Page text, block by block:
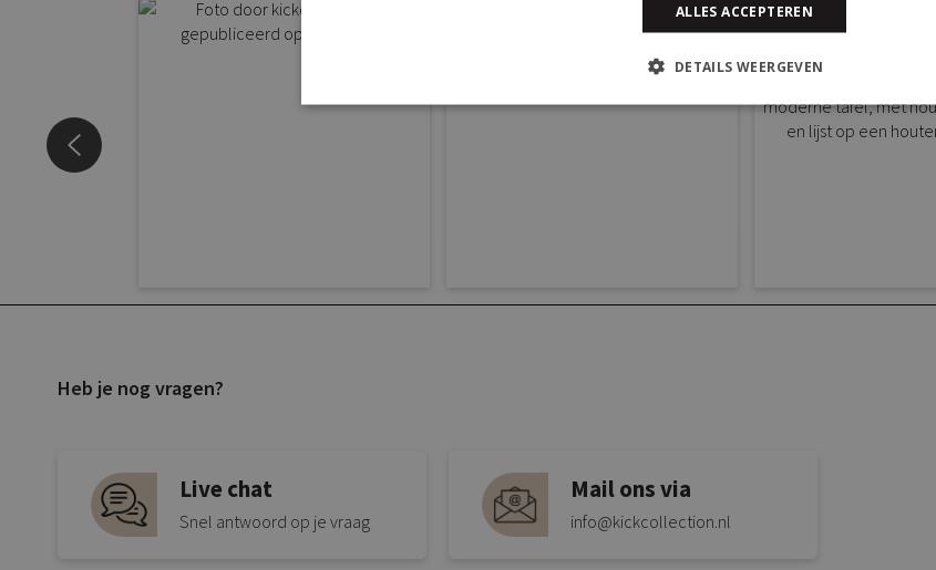
Heb je nog vragen?
Live chat
Snel antwoord op je vraag
Mail ons via
info@kickcollection.nl
ALLES ACCEPTEREN
DETAILS WEERGEVEN